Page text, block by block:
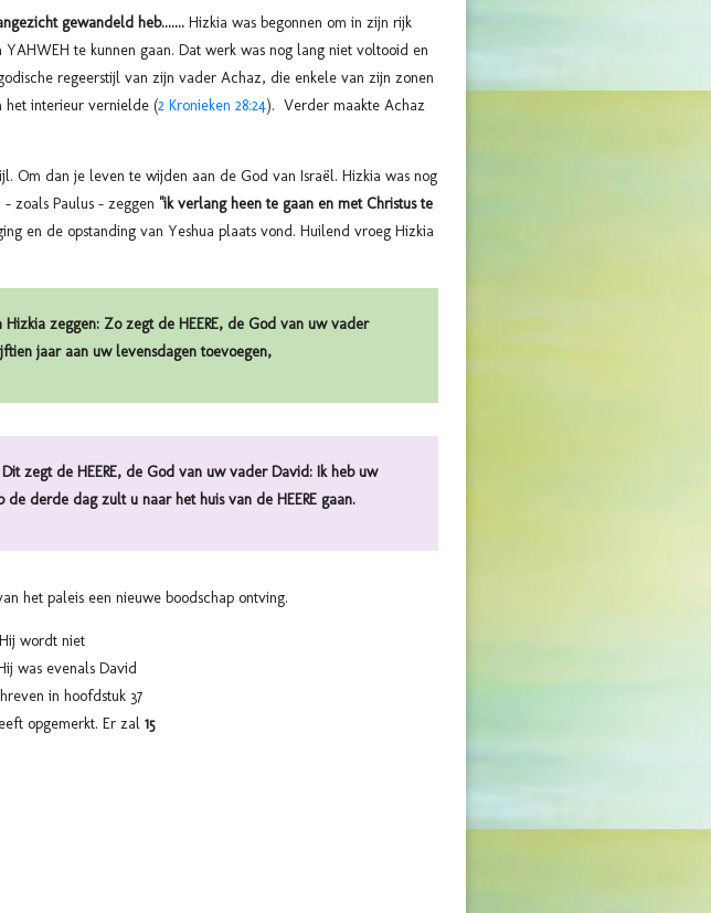
gewandeld heb....... Hizkia was begonnen om in zijn rijk
te kunnen gaan. Dat werk was nog lang niet voltooid en
regeerstijl van zijn vader Achaz, die enkele van zijn zonen
het interieur vernielde (2 Kronieken 28:24). Verder maakte Achaz
Om dan je leven te wijden aan de God van Israël. Hizkia was nog
zoals Paulus - zeggen "ik verlang heen te gaan en met Christus te
en de opstanding van Yeshua plaats vond. Huilend vroeg Hizkia
Hizkia zeggen: Zo zegt de HEERE, de God van uw vader
jaar aan uw levensdagen toevoegen,
zegt de HEERE, de God van uw vader David: Ik heb uw
derde dag zult u naar het huis van de HEERE gaan.
het paleis een nieuwe boodschap ontving.
wordt niet
was evenals David
in hoofdstuk 37
opgemerkt. Er zal 15